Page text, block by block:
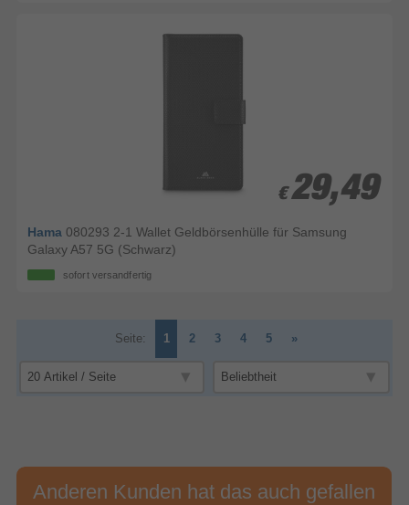
€ 29,49
€ 29,49
Hama 080293 2-1 Wallet Geldbörsenhülle für Samsung
Galaxy A57 5G (Schwarz)
sofort versandfertig
Seite: 1 2 3 4 5 »
Anderen Kunden hat das auch gefallen